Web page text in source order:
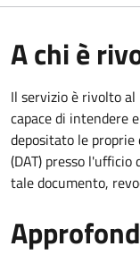
A chi è
Il servizio è rivolto
capace di intendere
depositato le
(DAT) presso
tale documento,